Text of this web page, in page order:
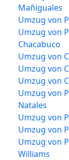
Mañiguales
Umzug von
Umzug von
Chacabuco
Umzug von
Umzug von
Umzug von
Umzug von
Natales
Umzug von
Umzug von
Umzug von
Williams